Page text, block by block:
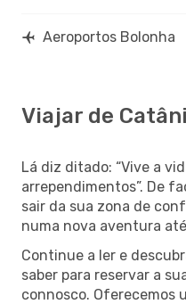
Aeroportos Bolonha
Viajar de
Lá diz ditado: “Vive a
arrependimentos”. De
sair da sua zona de
numa nova aventura
Continue a ler e
saber para reservar a
connosco. Oferecemos